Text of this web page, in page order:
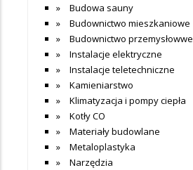
Budowa sauny
Budownictwo mieszkaniowe
Budownictwo przemysłowwe
Instalacje elektryczne
Instalacje teletechniczne
Kamieniarstwo
Klimatyzacja i pompy ciepła
Kotły CO
Materiały budowlane
Metaloplastyka
Narzędzia